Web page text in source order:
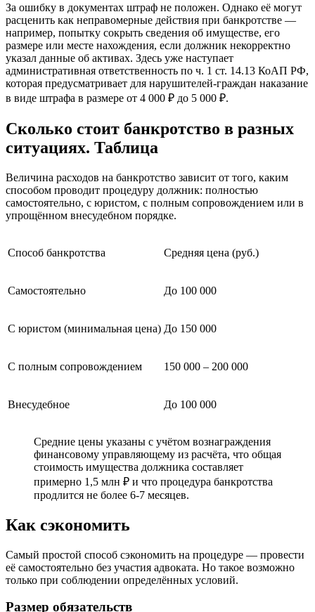
За ошибку в документах штраф не положен. Однако её могут
расценить как неправомерные действия при банкротстве —
например, попытку сокрыть сведения об имуществе, его
размере или месте нахождения, если должник некорректно
указал данные об активах. Здесь уже наступает
административная ответственность по ч. 1 ст. 14.13 КоАП РФ,
которая предусматривает для нарушителей-граждан наказание
в виде штрафа в размере от 4 000 ₽ до 5 000 ₽.
Сколько стоит банкротство в разных
ситуациях. Таблица
Величина расходов на банкротство зависит от того, каким
способом проводит процедуру должник: полностью
самостоятельно, с юристом, с полным сопровождением или в
упрощённом внесудебном порядке.
Способ банкротства Средняя цена (руб.)
Самостоятельно До 100 000
С юристом (минимальная цена) До 150 000
С полным сопровождением 150 000 – 200 000
Внесудебное До 100 000
Средние цены указаны с учётом вознаграждения
финансовому управляющему из расчёта, что общая
стоимость имущества должника составляет
примерно 1,5 млн ₽ и что процедура банкротства
продлится не более 6-7 месяцев.
Как сэкономить
Самый простой способ сэкономить на процедуре — провести
её самостоятельно без участия адвоката. Но такое возможно
только при соблюдении определённых условий.
Размер обязательств